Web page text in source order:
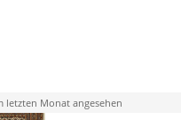
letzten Monat angesehen